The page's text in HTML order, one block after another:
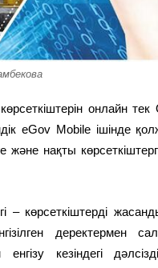
көрсеткіштерін онлайн
eGov Mobile ішінде
нақты
– көрсеткіштерді
деректермен
кезіндегі